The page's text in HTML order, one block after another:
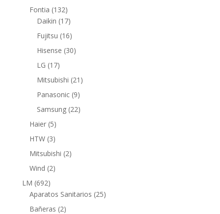
productos
Fontia 132132
productos
Daikin 1717
productos
Fujitsu 1616
productos
Hisense 3030
LG 1717
productos
Mitsubishi 21 21
Panasonic 99
productos
Samsung 2222
Haier 55
productos
HTW 33
productos
Mitsubishi 22
Wind 22
LM 692692
productos
Aparatos Sanitarios 2525
Bañeras 22